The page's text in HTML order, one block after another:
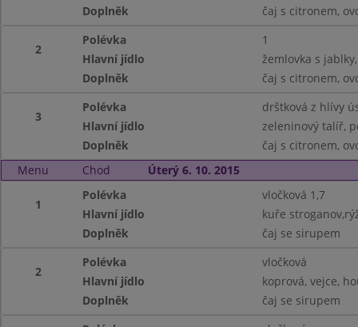
Doplněk
čaj s citronem,
2
Polévka
1
Hlavní jídlo
žemlovka s jablky,
Doplněk
čaj s citronem,
3
Polévka
drštková z hlívy
Hlavní jídlo
zeleninový talíř,
Doplněk
čaj s citronem,
Menu
Chod Úterý 6. 10. 2015
1
Polévka
vločková 1,7
Hlavní jídlo
kuře
Doplněk
čaj se sirupem
2
Polévka
vločková
Hlavní jídlo
koprová, vejce,
Doplněk
čaj se sirupem